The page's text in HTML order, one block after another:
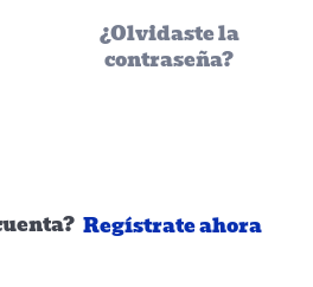
¿Olvidaste la
contraseña?
Regístrate ahora